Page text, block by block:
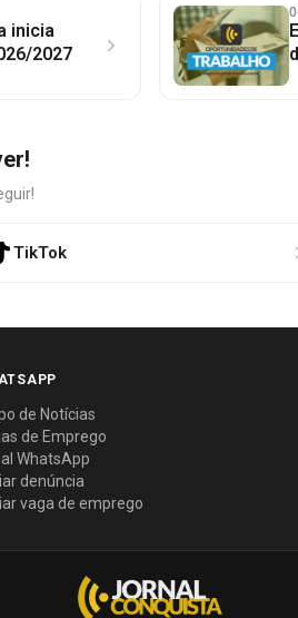
inicia
2027
TikTok
de Notícias
de Emprego
WhatsApp
denúncia
vaga de emprego